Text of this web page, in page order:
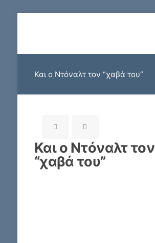
Και ο Ντόναλτ τον “χαβά του”
Και ο Ντόναλτ τον
“χαβά του”